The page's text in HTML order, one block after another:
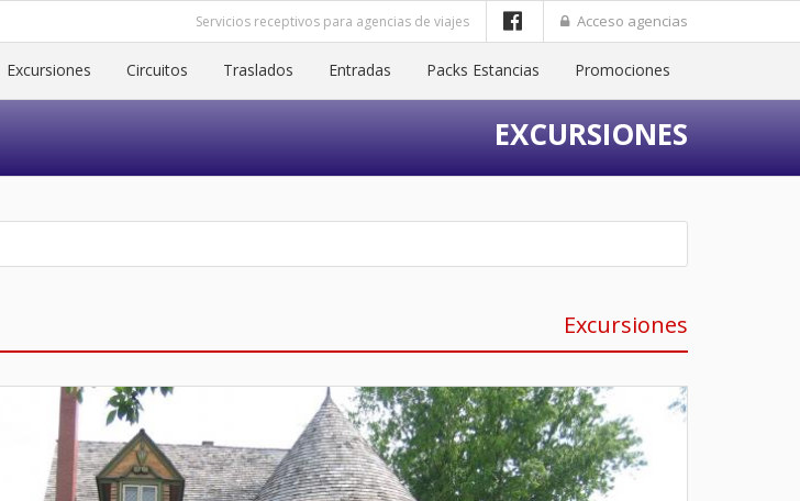
Acceso agencias
Servicios receptivos para agencias de viajes
Excursiones Circuitos Traslados Entradas Packs Estancias Promociones
EXCURSIONES
Excursiones